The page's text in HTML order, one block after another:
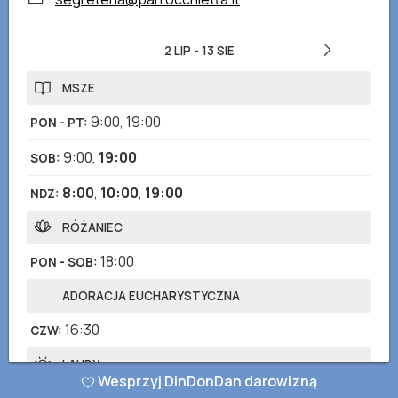
2 LIP - 13 SIE
MSZE
PON - PT: 9:00, 19:00
SOB: 9:00, 19:00
NDZ: 8:00, 10:00, 19:00
RÓŻANIEC
PON - SOB: 18:00
ADORACJA EUCHARYSTYCZNA
CZW: 16:30
LAUDY
Wesprzyj DinDonDan darowizną